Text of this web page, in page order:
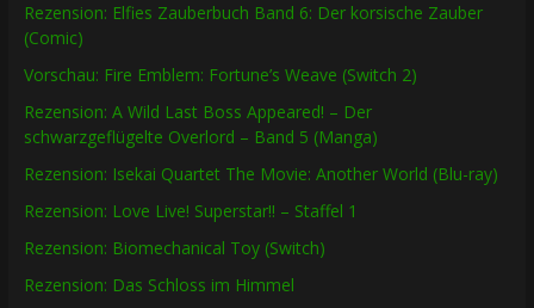
Rezension: Elfies Zauberbuch Band 6: Der korsische Zauber
(Comic)
Vorschau: Fire Emblem: Fortune’s Weave (Switch 2)
Rezension: A Wild Last Boss Appeared! – Der
schwarzgeflügelte Overlord – Band 5 (Manga)
Rezension: Isekai Quartet The Movie: Another World (Blu-ray)
Rezension: Love Live! Superstar!! – Staffel 1
Rezension: Biomechanical Toy (Switch)
Rezension: Das Schloss im Himmel